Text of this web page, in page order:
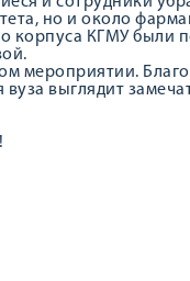
но и около
корпуса КГМУ были
мероприятии.
выглядит